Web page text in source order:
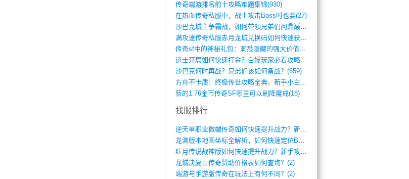
传奇端游排名前十攻略难题集锦(930)
在热血传奇私服中，战士攻击Boss时也要(27)
沙巴克城主争霸战，如何带领兄弟们问鼎巅峰(565)
满攻速传奇私服赤月龙城兑换码如何快速获取(676)
传奇sf中的神秘礼包：洞悉隐藏的强大价值(427)
道士开局如何快速打金？白嫖玩家必看攻略(5)
沙巴克何时再战？兄弟们该如何备战？(659)
方舟不卡盾：终极传世攻略宝典，新手小白逆(495)
新的1.76金币传奇SF哪里可以刷降魔戒(18)
找服排行
逆天单职业微端传奇如何快速提升战力？新手(4)
龙渊版本地图坐标全解析，如何快速定位BO(3)
红月传说战神版如何快速提升战力？新手攻略(3)
龙城决复古传奇赞助价格表如何查询？(2)
端游与手游版传奇在玩法上有何不同？(2)